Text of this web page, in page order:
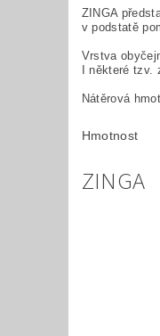
ZINGA
v podstatě
Vrstva
I některé
Nátěrová
Hmotnost
ZINGA